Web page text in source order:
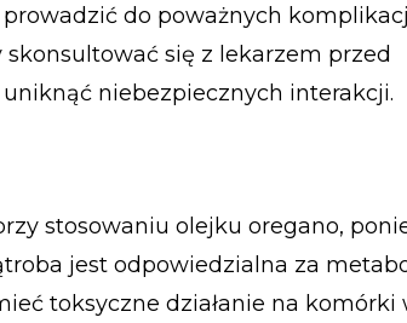
do poważnych
się z lekarzem przed
niebezpiecznych interakcji.
stosowaniu olejku oregano,
jest odpowiedzialna za
toksyczne działanie na komórki